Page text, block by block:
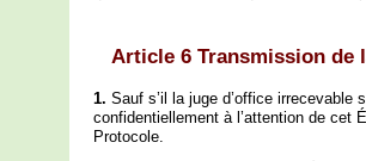
Article 6 Transmission de
1. Sauf s’il la juge d’office irrecevable
confidentiellement à l’attention de cet
Protocole.